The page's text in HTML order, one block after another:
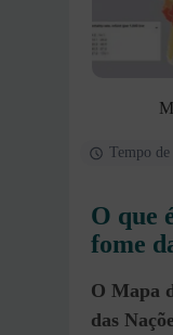
Tempo
O que
fome
O Mapa
das